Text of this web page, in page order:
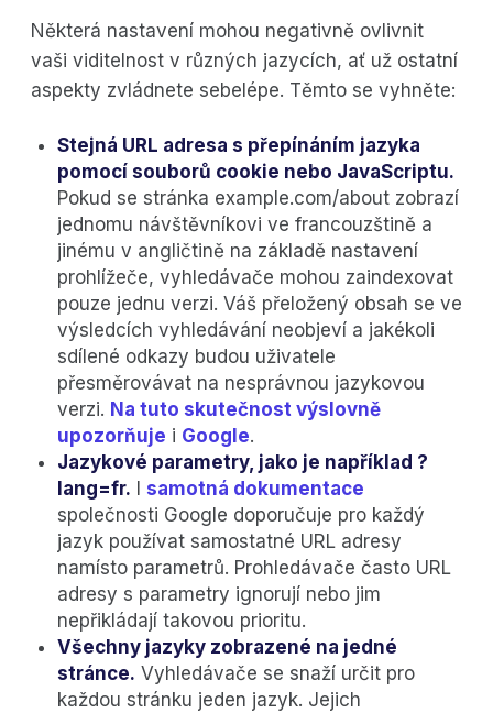
Některá nastavení mohou negativně ovlivnit
vaši viditelnost v různých jazycích, ať už ostatní
aspekty zvládnete sebelépe. Těmto se vyhněte:
Stejná URL adresa s přepínáním jazyka
pomocí souborů cookie nebo JavaScriptu.
Pokud se stránka example.com/about zobrazí
jednomu návštěvníkovi ve francouzštině a
jinému v angličtině na základě nastavení
prohlížeče, vyhledávače mohou zaindexovat
pouze jednu verzi. Váš přeložený obsah se ve
výsledcích vyhledávání neobjeví a jakékoli
sdílené odkazy budou uživatele
přesměrovávat na nesprávnou jazykovou
verzi. Na tuto skutečnost výslovně
upozorňuje i Google.
Jazykové parametry, jako je například ?
lang=fr. I samotná dokumentace
společnosti Google doporučuje pro každý
jazyk používat samostatné URL adresy
namísto parametrů. Prohledávače často URL
adresy s parametry ignorují nebo jim
nepřikládají takovou prioritu.
Všechny jazyky zobrazené na jedné
stránce. Vyhledávače se snaží určit pro
každou stránku jeden jazyk. Jejich